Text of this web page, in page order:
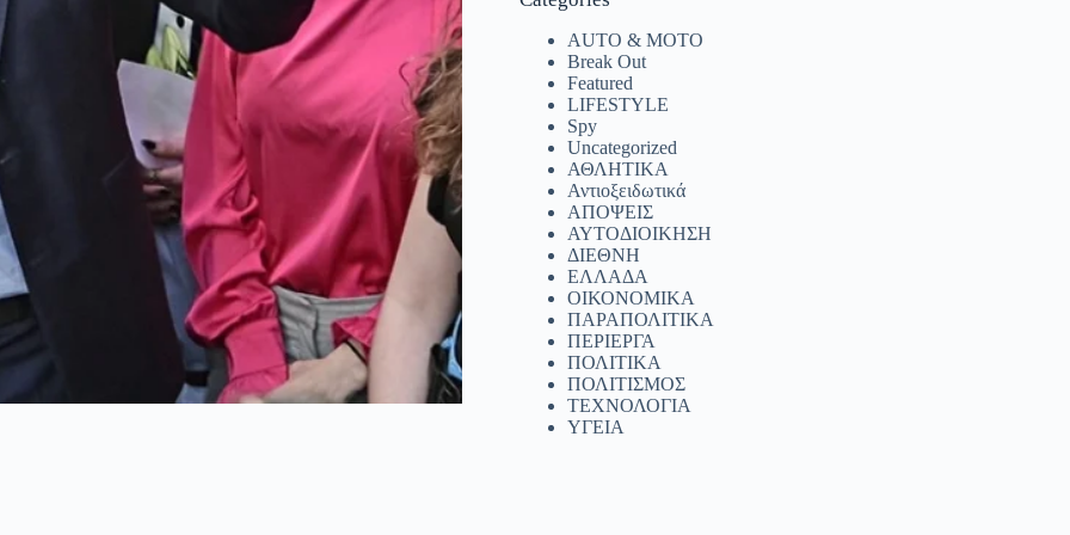
AUTO & MOTO
Break Out
Featured
LIFESTYLE
Spy
Uncategorized
ΑΘΛΗΤΙΚΑ
Αντιοξειδωτικά
ΑΠΟΨΕΙΣ
ΑΥΤΟΔΙΟΙΚΗΣΗ
ΔΙΕΘΝΗ
ΕΛΛΑΔΑ
ΟΙΚΟΝΟΜΙΚΑ
ΠΑΡΑΠΟΛΙΤΙΚΑ
ΠΕΡΙΕΡΓΑ
ΠΟΛΙΤΙΚΑ
ΠΟΛΙΤΙΣΜΟΣ
ΤΕΧΝΟΛΟΓΙΑ
ΥΓΕΙΑ